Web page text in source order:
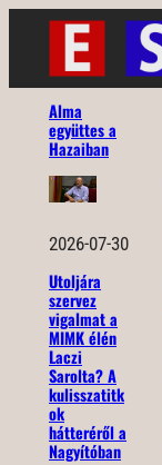
Ugrás
tartalomhoz
Alma
együttes a
Hazaiban
2026-07-30
Utoljára
szervez
vigalmat a
MIMK élén
Laczi
Sarolta? A
kulisszatitk
ok
hátteréről a
Nagyítóban